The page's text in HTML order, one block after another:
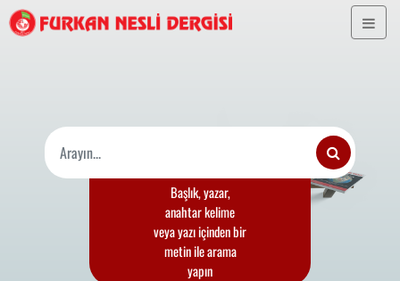
Başlık, yazar,
anahtar kelime
veya yazı içinden bir
metin ile arama
yapın